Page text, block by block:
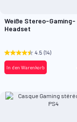
Weiße Stereo-Gaming-
Headset
4.5 (14)
In den Warenkorb